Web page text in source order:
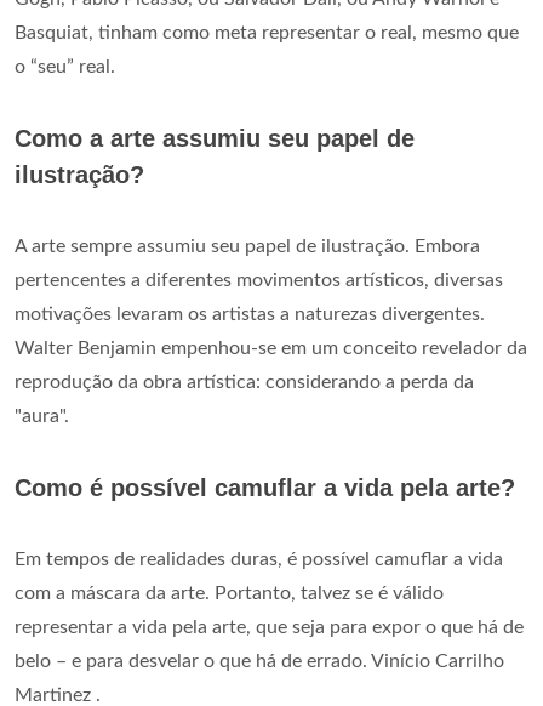
Basquiat, tinham como meta representar o real, mesmo que
o “seu” real.
Como a arte assumiu seu papel de
ilustração?
A arte sempre assumiu seu papel de ilustração. Embora
pertencentes a diferentes movimentos artísticos, diversas
motivações levaram os artistas a naturezas divergentes.
Walter Benjamin empenhou-se em um conceito revelador da
reprodução da obra artística: considerando a perda da
"aura".
Como é possível camuflar a vida pela arte?
Em tempos de realidades duras, é possível camuflar a vida
com a máscara da arte. Portanto, talvez se é válido
representar a vida pela arte, que seja para expor o que há de
belo – e para desvelar o que há de errado. Vinício Carrilho
Martinez .